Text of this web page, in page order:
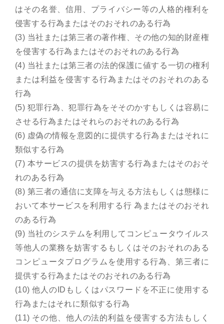
はその名誉、信用、プライバシー等の人格的権利を
侵害する行為またはそのおそれのある行為
(3) 当社または第三者の著作権、その他の知的財産権
を侵害する行為またはそのおそれのある行為
(4) 当社または第三者の法的保護に値する一切の権利
または利益を侵害する行為またはそのおそれのある
行為
(5) 犯罪行為、犯罪行為をそそのかすもしくは容易に
させる行為またはそれらのおそれのある行為
(6) 虚偽の情報を意図的に提供する行為またはそれに
類似する行為
(7) 本サービスの提供を妨害する行為またはそのおそ
れのある行為
(8) 第三者の通信に支障を与える方法もしくは態様に
おいて本サービスを利用する行 為またはそのおそれ
のある行為
(9) 当社のシステムを利用してコンピュータウイルス
等他人の業務を妨害するもしくはそのおそれのある
コンピュータプログラムを使用する行為、第三者に
提供する行為またはそのおそれのある行為
(10) 他人のIDもしくはパスワードを不正に使用する
行為またはそれに類似する行為
(11) その他、他人の法的利益を侵害する方法もしく